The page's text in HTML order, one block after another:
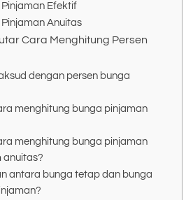
Efektif
Anuitas
Cara Menghitung Persen
dengan persen bunga
menghitung bunga pinjaman
menghitung bunga pinjaman
anuitas?
antara bunga tetap dan bunga